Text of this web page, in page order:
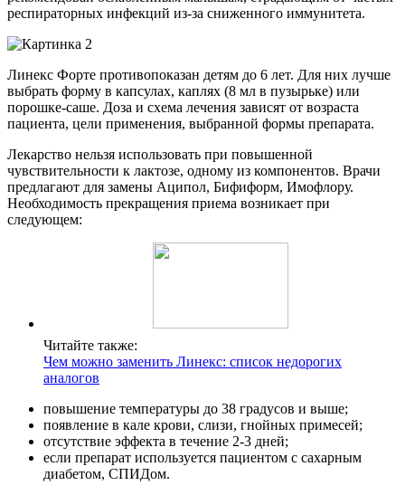
респираторных инфекций из-за сниженного иммунитета.
Линекс Форте противопоказан детям до 6 лет. Для них лучше
выбрать форму в капсулах, каплях (8 мл в пузырьке) или
порошке-саше. Доза и схема лечения зависят от возраста
пациента, цели применения, выбранной формы препарата.
Лекарство нельзя использовать при повышенной
чувствительности к лактозе, одному из компонентов. Врачи
предлагают для замены Аципол, Бифиформ, Имофлору.
Необходимость прекращения приема возникает при
следующем:
Читайте также:
Чем можно заменить Линекс: список недорогих
аналогов
повышение температуры до 38 градусов и выше;
появление в кале крови, слизи, гнойных примесей;
отсутствие эффекта в течение 2-3 дней;
если препарат используется пациентом с сахарным
диабетом, СПИДом.